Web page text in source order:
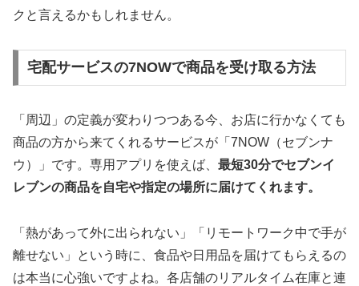
クと言えるかもしれません。
宅配サービスの7NOWで商品を受け取る方法
「周辺」の定義が変わりつつある今、お店に行かなくても
商品の方から来てくれるサービスが「7NOW（セブンナ
ウ）」です。専用アプリを使えば、 最短30分でセブンイ
レブンの商品を自宅や指定の場所に届けてくれます。
「熱があって外に出られない」「リモートワーク中で手が
離せない」という時に、食品や日用品を届けてもらえるの
は本当に心強いですよね。各店舗のリアルタイム在庫と連